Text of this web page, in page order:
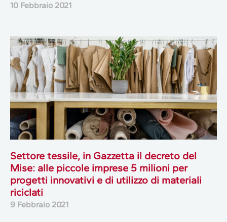
10 Febbraio 2021
Settore tessile, in Gazzetta il decreto del
Mise: alle piccole imprese 5 milioni per
progetti innovativi e di utilizzo di materiali
riciclati
9 Febbraio 2021